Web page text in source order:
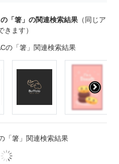
「箸」の関連検索結果 （同じア
ます）
の「箸」関連検索結果
「箸」関連検索結果